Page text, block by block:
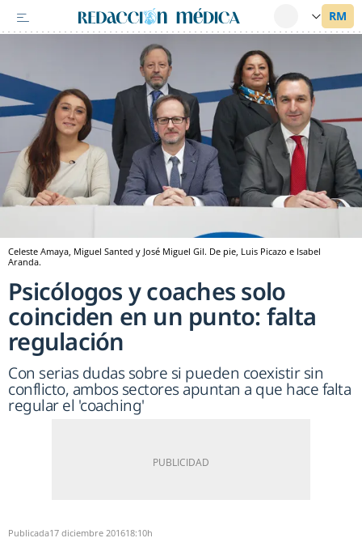
Celeste Amaya, Miguel Santed y José Miguel Gil. De pie, Luis Picazo e Isabel
Aranda.
Psicólogos y coaches solo
coinciden en un punto: falta
regulación
Con serias dudas sobre si pueden coexistir sin
conflicto, ambos sectores apuntan a que hace falta
regular el 'coaching'
Publicada17 diciembre 201618:10h